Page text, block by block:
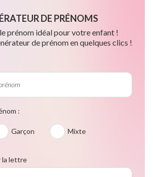
DE PRÉNOMS
prénom idéal pour votre enfant !
de prénom en quelques clics !
:
Garçon Mixte
la lettre